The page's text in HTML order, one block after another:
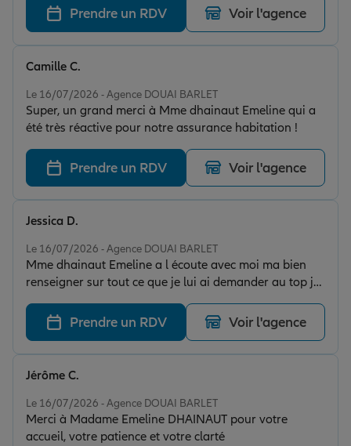
Prendre un RDV Voir l'agence
Le 16/07/2026 - Agence DOUAI BARLET
Super, un grand merci à Mme dhainaut Emeline qui a
été très réactive pour notre assurance habitation !
Camille C.
Prendre un RDV Voir l'agence
Le 16/07/2026 - Agence DOUAI BARLET
Mme dhainaut Emeline a l écoute avec moi ma bien
renseigner sur tout ce que je lui ai demander au top je
recommande Allianz rue de paris
Jessica D.
Prendre un RDV Voir l'agence
Le 16/07/2026 - Agence DOUAI BARLET
Merci à Madame Emeline DHAINAUT pour votre
accueil, votre patience et votre clarté
Jérôme C.